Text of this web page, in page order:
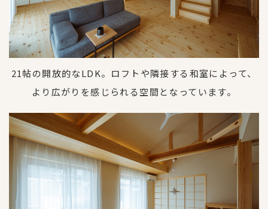
21帖の開放的なLDK。ロフトや隣接する和室によって、
より広がりを感じられる空間となっています。